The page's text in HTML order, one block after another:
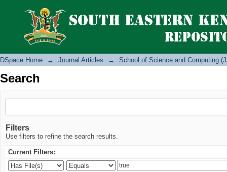
Search
DSpace Home → Journal Articles → School of Science and Computing
Search
Filters
Use filters to refine the search results.
Current Filters: